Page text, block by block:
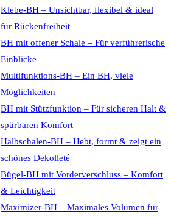
Klebe-BH – Unsichtbar, flexibel & ideal
für Rückenfreiheit
BH mit offener Schale – Für verführerische
Einblicke
Multifunktions-BH – Ein BH, viele
Möglichkeiten
BH mit Stützfunktion – Für sicheren Halt &
spürbaren Komfort
Halbschalen-BH – Hebt, formt & zeigt ein
schönes Dekolleté
Bügel-BH mit Vorderverschluss – Komfort
& Leichtigkeit
Maximizer-BH – Maximales Volumen für